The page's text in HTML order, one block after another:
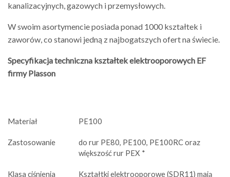
kanalizacyjnych, gazowych i przemysłowych.
W swoim asortymencie posiada ponad 1000 kształtek i
zaworów, co stanowi jedną z najbogatszych ofert na świecie.
Specyfikacja techniczna kształtek elektrooporowych EF
firmy Plasson
Materiał PE100
Zastosowanie
do rur PE80, PE100, PE100RC oraz
większość rur PEX *
Klasa ciśnienia
Kształtki elektrooporowe (SDR11) mają